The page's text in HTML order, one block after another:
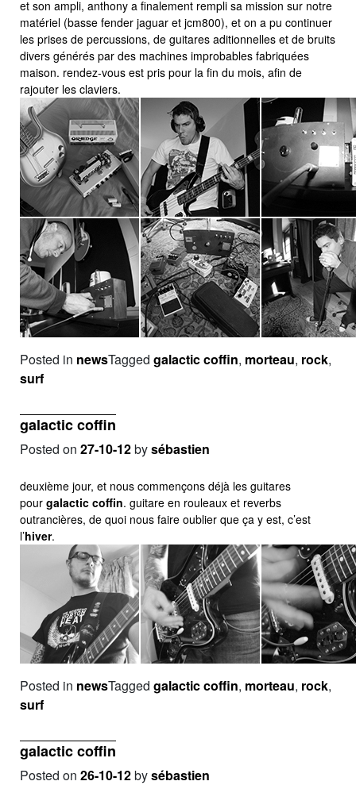
et son ampli, anthony a finalement rempli sa mission sur notre
matériel (basse fender jaguar et jcm800), et on a pu continuer
les prises de percussions, de guitares aditionnelles et de bruits
divers générés par des machines improbables fabriquées
maison. rendez-vous est pris pour la fin du mois, afin de
rajouter les claviers.
Posted in newsTagged galactic coffin, morteau, rock,
surf
galactic coffin
Posted on 27-10-12bysébastien
deuxième jour, et nous commençons déjà les guitares
pour galactic coffin. guitare en rouleaux et reverbs
outrancières, de quoi nous faire oublier que ça y est, c’est
l’hiver.
Posted in newsTagged galactic coffin, morteau, rock,
surf
galactic coffin
Posted on 26-10-12bysébastien